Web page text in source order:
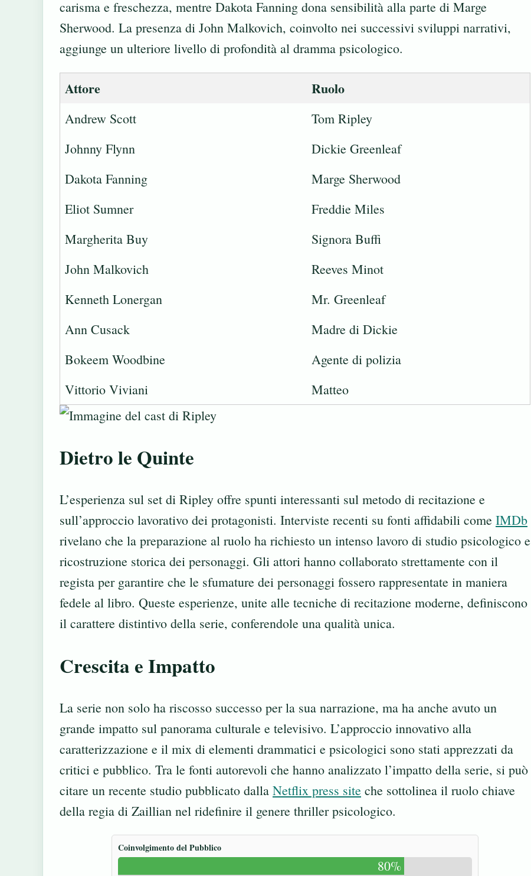
carisma e freschezza, mentre Dakota Fanning dona sensibilità alla parte di Marge
Sherwood. La presenza di John Malkovich, coinvolto nei successivi sviluppi narrativi,
aggiunge un ulteriore livello di profondità al dramma psicologico.
Attore Ruolo
Andrew Scott
Tom Ripley
Johnny Flynn
Dickie Greenleaf
Dakota Fanning
Marge Sherwood
Eliot Sumner
Freddie Miles
Margherita Buy
Signora Buffi
John Malkovich
Reeves Minot
Kenneth Lonergan
Mr. Greenleaf
Ann Cusack
Madre di Dickie
Bokeem Woodbine
Agente di polizia
Vittorio Viviani
Matteo
Dietro le Quinte
L’esperienza sul set di Ripley offre spunti interessanti sul metodo di recitazione e
sull’approccio lavorativo dei protagonisti. Interviste recenti su fonti affidabili come IMDb
rivelano che la preparazione al ruolo ha richiesto un intenso lavoro di studio psicologico e
ricostruzione storica dei personaggi. Gli attori hanno collaborato strettamente con il
regista per garantire che le sfumature dei personaggi fossero rappresentate in maniera
fedele al libro. Queste esperienze, unite alle tecniche di recitazione moderne, definiscono
il carattere distintivo della serie, conferendole una qualità unica.
Crescita e Impatto
La serie non solo ha riscosso successo per la sua narrazione, ma ha anche avuto un
grande impatto sul panorama culturale e televisivo. L’approccio innovativo alla
caratterizzazione e il mix di elementi drammatici e psicologici sono stati apprezzati da
critici e pubblico. Tra le fonti autorevoli che hanno analizzato l’impatto della serie, si può
citare un recente studio pubblicato dalla Netflix press site che sottolinea il ruolo chiave
della regia di Zaillian nel ridefinire il genere thriller psicologico.
Coinvolgimento del Pubblico
80%